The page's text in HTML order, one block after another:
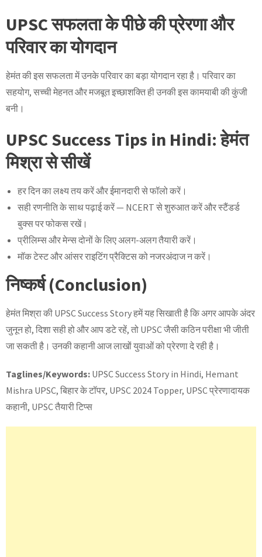
UPSC सफलता के पीछे की प्रेरणा और
परिवार का योगदान
हेमंत की इस सफलता में उनके परिवार का बड़ा योगदान रहा है। परिवार का
सहयोग, सच्ची मेहनत और मजबूत इच्छाशक्ति ही उनकी इस कामयाबी की कुंजी
बनी।
UPSC Success Tips in Hindi: हेमंत
मिश्रा से सीखें
हर दिन का लक्ष्य तय करें और ईमानदारी से फॉलो करें।
सही रणनीति के साथ पढ़ाई करें — NCERT से शुरुआत करें और स्टैंडर्ड
बुक्स पर फोकस रखें।
प्रीलिम्स और मेन्स दोनों के लिए अलग-अलग तैयारी करें।
मॉक टेस्ट और आंसर राइटिंग प्रैक्टिस को नजरअंदाज न करें।
निष्कर्ष (Conclusion)
हेमंत मिश्रा की UPSC Success Story हमें यह सिखाती है कि अगर आपके अंदर
जुनून हो, दिशा सही हो और आप डटे रहें, तो UPSC जैसी कठिन परीक्षा भी जीती
जा सकती है। उनकी कहानी आज लाखों युवाओं को प्रेरणा दे रही है।
Taglines/Keywords: UPSC Success Story in Hindi, Hemant
Mishra UPSC, बिहार के टॉपर, UPSC 2024 Topper, UPSC प्रेरणादायक
कहानी, UPSC तैयारी टिप्स